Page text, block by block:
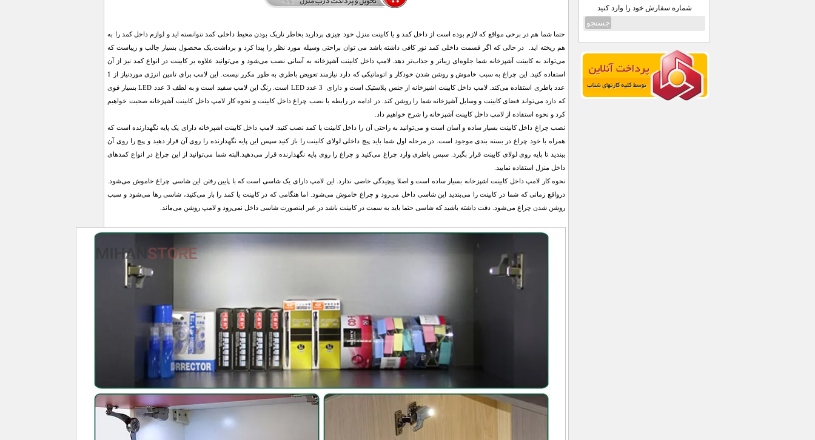
شماره سفارش خود را وارد کنید
حتما شما هم در برخی مواقع که لازم بوده است از داخل کمد و یا کابینت منزل خود چیزی بردارید بخاطر تاریک بودن محیط داخلی کمد نتوانسته اید و لوازم داخل کمد را به
هم ریخته اید. در حالی که اگر قسمت داخلی کمد نور کافی داشته باشد می توان براحتی وسیله مورد نظر را پیدا کرد و برداشت.یک محصول بسیار جالب و زیباست که
می‌تواند به کابینت آشپزخانه شما جلوه‌ای زیباتر و جذاب‌تر دهد. لامپ داخل کابینت آشپزخانه به آسانی نصب می‌شود و می‌توانید علاوه بر کابینت در انواع کمد نیز از آن
استفاده کنید. این چراغ به سبب خاموش و روشن شدن خودکار و اتوماتیکی که دارد نیازمند تعویض باطری به طور مکرر نیست. این لامپ برای تامین انرژی موردنیاز از 1
عدد باطری استفاده می‌کند. لامپ داخل کابینت اشپزخانه از جنس پلاستیک است و دارای 3 عدد LED است. رنگ این لامپ سفید است و به لطف 3 عدد LED بسیار قوی
که دارد می‌تواند فضای کابینت و وسایل آشپزخانه شما را روشن کند. در ادامه در رابطه با نصب چراغ داخل کابینت و نحوه کار لامپ داخل کابینت آشپزخانه صحبت خواهیم
کرد و نحوه استفاده از لامپ داخل کابینت آشپزخانه را شرح خواهیم داد.
نصب چراغ داخل کابینت بسیار ساده و آسان است و می‌توانید به راحتی آن را داخل کابینت یا کمد نصب کنید. لامپ داخل کابینت اشپزخانه دارای یک پایه نگهدارنده است که
همراه با خود چراغ در بسته بندی موجود است. در مرحله اول شما باید پیچ داخلی لولای کابینت را باز کنید سپس این پایه نگهدارنده را روی آن قرار دهید و پیچ را روی آن
ببندید تا پایه روی لولای کابینت قرار بگیرد. سپس باطری وارد چراغ می‌کنید و چراغ را روی پایه نگهدارنده قرار می‌دهید.البته شما می‌توانید از این چراغ در انواع کمدهای
داخل منزل استفاده نمایید.
نحوه کار لامپ داخل کابینت اشپزخانه بسیار ساده است و اصلا پیچیدگی خاصی ندارد. این لامپ دارای یک شاسی است که با پایین رفتن این شاسی چراغ خاموش می‌شود.
درواقع زمانی که شما در کابینت را می‌بندید این شاسی داخل می‌رود و چراغ خاموش می‌شود. اما هنگامی که در کابینت یا کمد را باز می‌کنید، شاسی رها می‌شود و سبب
روشن شدن چراغ می‌شود. دقت داشته باشید که شاسی حتما باید به سمت در کابینت باشد در غیر اینصورت شاسی داخل نمی‌رود و لامپ روشن می‌ماند.